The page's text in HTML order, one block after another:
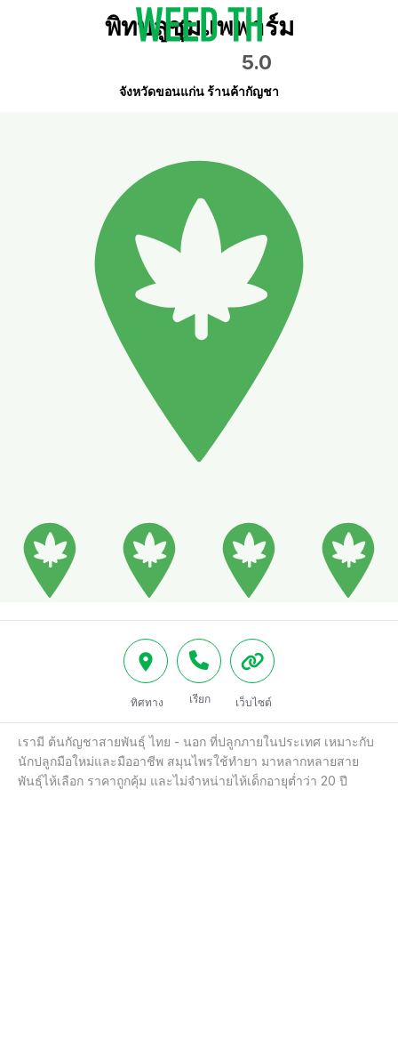
พิทบลูชุมแพฟาร์ม
5.0
จังหวัดขอนแก่น ร้านค้ากัญชา
ทิศทาง เรียก เว็บไซต์
เรามี ต้นกัญชาสายพันธุ์ ไทย - นอก ที่ปลูกภายในประเทศ เหมาะกับ
นักปลูกมือใหม่และมืออาชีพ สมุนไพรใช้ทำยา มาหลากหลายสาย
พันธุ์ไห้เลือก ราคาถูกคุ้ม และไม่จำหน่ายไห้เด็กอายุต่ำว่า 20 ปี